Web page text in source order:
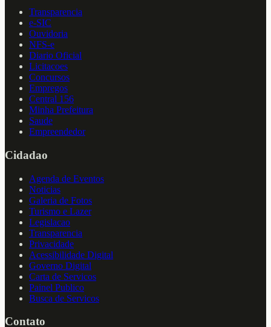
Transparencia
e-SIC
Ouvidoria
NFS-e
Diario Oficial
Licitacoes
Concursos
Empregos
Central 156
Minha Prefeitura
Saude
Empreendedor
Cidadao
Agenda de Eventos
Noticias
Galeria de Fotos
Turismo e Lazer
Legislacao
Transparencia
Privacidade
Acessibilidade Digital
Governo Digital
Carta de Servicos
Painel Publico
Busca de Servicos
Contato